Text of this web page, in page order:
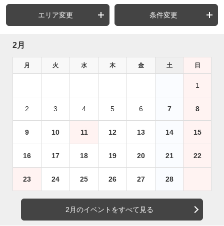
エリア変更 条件変更
2月
月 火 水 木 金 土 日
1
2 3 4 5 6 7 8
9 10 11 12 13 14 15
16 17 18 19 20 21 22
23 24 25 26 27 28
2月のイベントをすべて見る